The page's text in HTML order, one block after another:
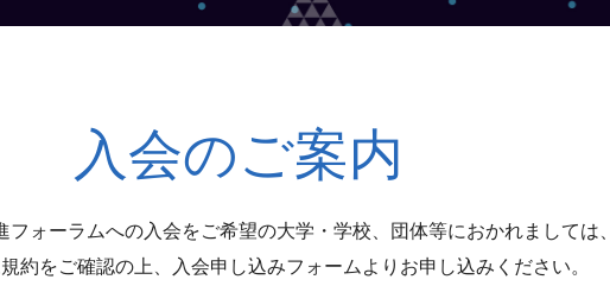
入会のご案内
フォーラムへの入会をご希望の大学・学校、団体等におかれましては、
約をご確認の上、入会申し込みフォームよりお申し込みください。